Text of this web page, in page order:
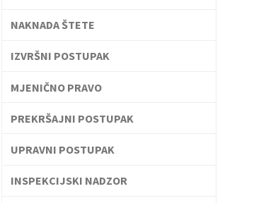
NAKNADA ŠTETE
IZVRŠNI POSTUPAK
MJENIČNO PRAVO
PREKRŠAJNI POSTUPAK
UPRAVNI POSTUPAK
INSPEKCIJSKI NADZOR